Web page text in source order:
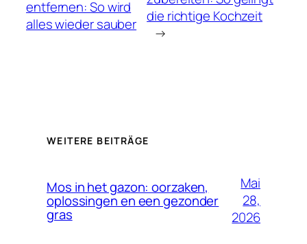
entfernen: So wird
alles wieder sauber die richtige Kochzeit
→
WEITERE BEITRÄGE
Mos in het gazon: oorzaken,
oplossingen en een gezonder
gras
Mai
28,
2026